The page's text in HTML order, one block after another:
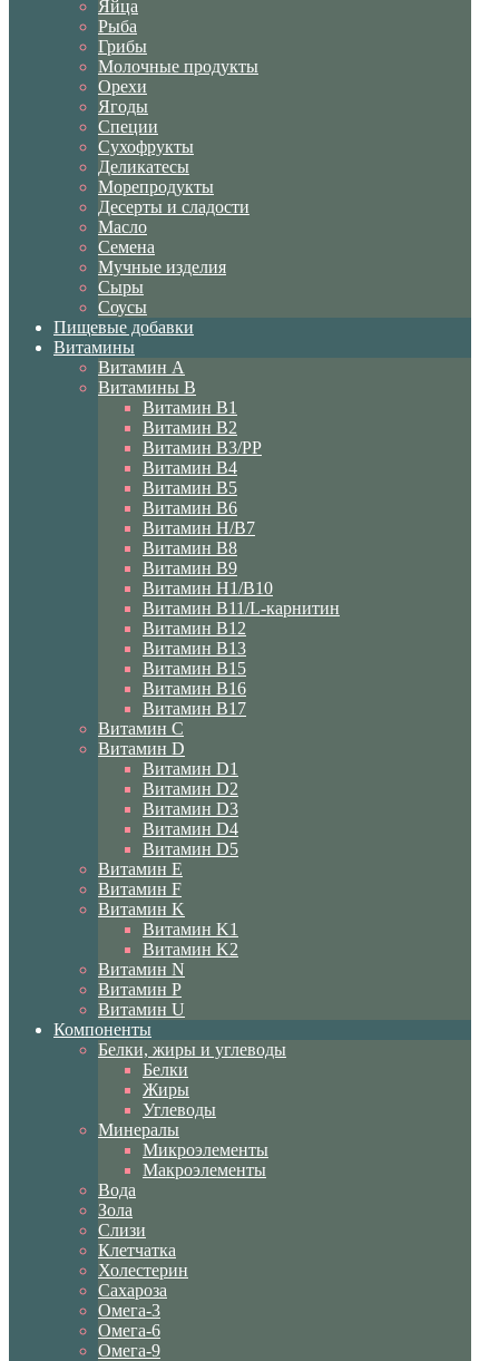
Яйца
Рыба
Грибы
Молочные продукты
Орехи
Ягоды
Специи
Сухофрукты
Деликатесы
Морепродукты
Десерты и сладости
Масло
Семена
Мучные изделия
Сыры
Соусы
Пищевые добавки
Витамины
Витамин A
Витамины B
Витамин B1
Витамин B2
Витамин B3/PP
Витамин B4
Витамин B5
Витамин B6
Витамин H/B7
Витамин B8
Витамин B9
Витамин H1/В10
Витамин B11/L-карнитин
Витамин B12
Витамин B13
Витамин B15
Витамин B16
Витамин B17
Витамин C
Витамин D
Витамин D1
Витамин D2
Витамин D3
Витамин D4
Витамин D5
Витамин E
Витамин F
Витамин K
Витамин K1
Витамин K2
Витамин N
Витамин P
Витамин U
Компоненты
Белки, жиры и углеводы
Белки
Жиры
Углеводы
Минералы
Микроэлементы
Макроэлементы
Вода
Зола
Слизи
Клетчатка
Холестерин
Сахароза
Омега-3
Омега-6
Омега-9